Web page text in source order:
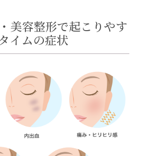
美容整形で起こりやす
イムの症状